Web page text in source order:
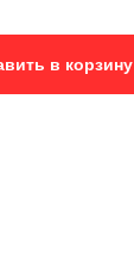
в корзину